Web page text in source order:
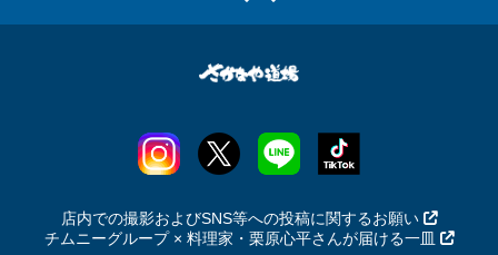
店内での撮影およびSNS等への投稿に関するお願い
チムニーグループ × 料理家・栗原心平さんが届ける一皿